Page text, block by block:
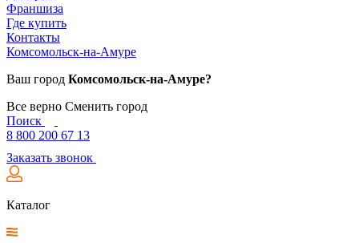
Франшиза
Где купить
Контакты
Комсомольск-на-Амуре
Ваш город Комсомольск-на-Амуре?
Все верно Сменить город
Поиск
8 800 200 67 13
Заказать звонок
Каталог